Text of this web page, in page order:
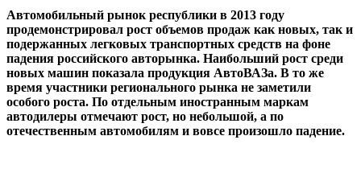
Автомобильный рынок республики в 2013 году
продемонстрировал рост объемов продаж как новых, так и
подержанных легковых транспортных средств на фоне
падения российского авторынка. Наибольший рост среди
новых машин показала продукция АвтоВАЗа. В то же
время участники регионального рынка не заметили
особого роста. По отдельным иностранным маркам
автодилеры отмечают рост, но небольшой, а по
отечественным автомобилям и вовсе произошло падение.